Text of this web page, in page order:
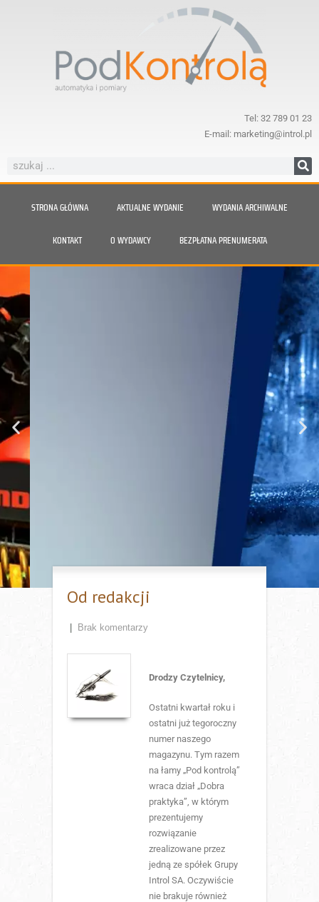
Tel: 32 789 01 23
E-mail: marketing@introl.pl
STRONA GŁÓWNA AKTUALNE WYDANIE WYDANIA ARCHIWALNE
KONTAKT O WYDAWCY BEZPŁATNA PRENUMERATA
Nie daj się zaskoczyć parze.
Najczęściej występujące problemy
w systemach pary i kondensatu
Instalacje parowe i kondensatu to zazwyczaj złożony
układ składający się z setek metrów rurociągów i
odbiorników ciepła, w których zachodzą procesy
wymiany ciepła. Elementem łączącym dwa światy, tj.
świat pary i kondensatu, jest odwadniacz. To on, obok
zaworów odcinających, jest najczęściej występującym
Od redakcji
Brak komentarzy
Drodzy Czytelnicy,
Ostatni kwartał roku i
ostatni już tegoroczny
numer naszego
magazynu. Tym razem
na łamy „Pod kontrolą”
wraca dział „Dobra
praktyka”, w którym
prezentujemy
rozwiązanie
zrealizowane przez
jedną ze spółek Grupy
Introl SA. Oczywiście
nie brakuje również